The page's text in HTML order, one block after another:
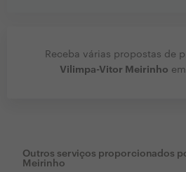
Receba várias propostas de
Vilimpa-Vitor Meirinho
Outros serviços proporcionados
Meirinho